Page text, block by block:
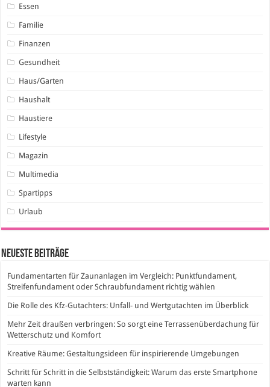
Essen
Familie
Finanzen
Gesundheit
Haus/Garten
Haushalt
Haustiere
Lifestyle
Magazin
Multimedia
Spartipps
Urlaub
Neueste Beiträge
Fundamentarten für Zaunanlagen im Vergleich: Punktfundament,
Streifenfundament oder Schraubfundament richtig wählen
Die Rolle des Kfz-Gutachters: Unfall- und Wertgutachten im Überblick
Mehr Zeit draußen verbringen: So sorgt eine Terrassenüberdachung für
Wetterschutz und Komfort
Kreative Räume: Gestaltungsideen für inspirierende Umgebungen
Schritt für Schritt in die Selbstständigkeit: Warum das erste Smartphone
warten kann